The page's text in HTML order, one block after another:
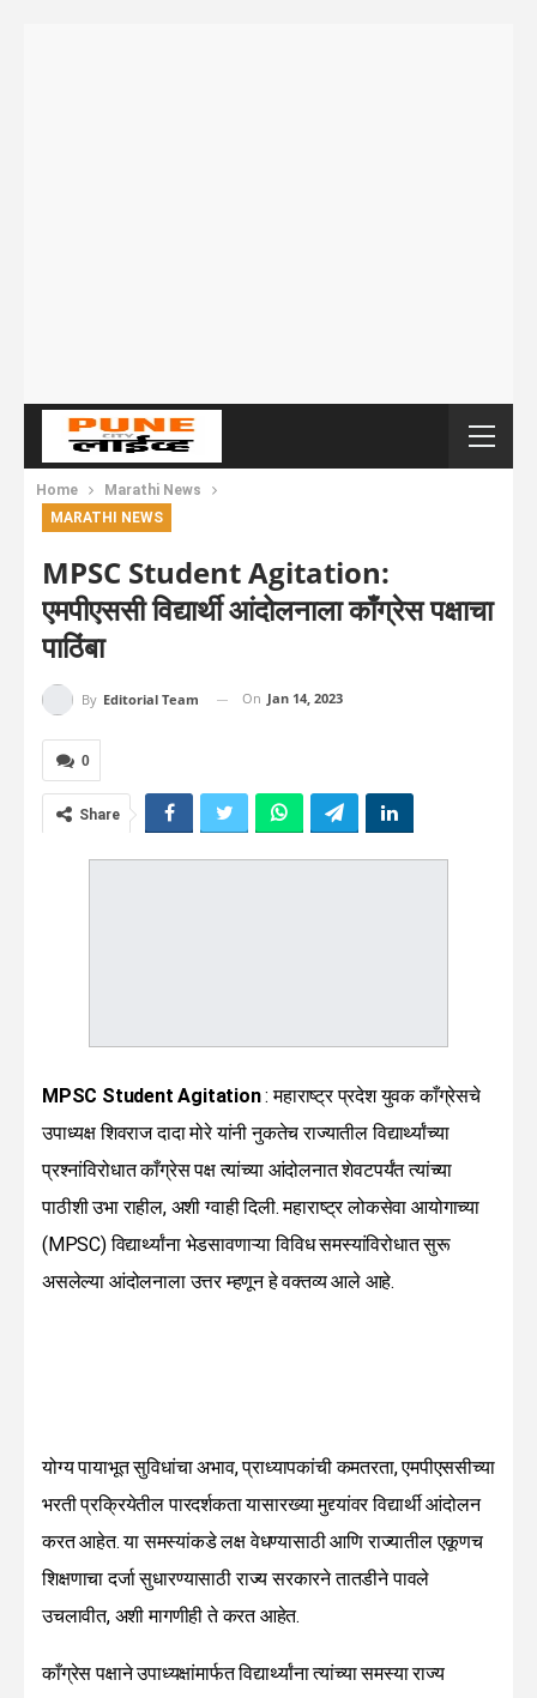
Home
Marathi News
MARATHI NEWS
MPSC Student Agitation:
एमपीएससी विद्यार्थी आंदोलनाला काँग्रेस पक्षाचा
पाठिंबा
By Editorial Team On Jan 14, 2023
0
Share
MPSC Student Agitation: महाराष्ट्र प्रदेश युवक काँग्रेसचे
उपाध्यक्ष शिवराज दादा मोरे यांनी नुकतेच राज्यातील विद्यार्थ्यांच्या
प्रश्नांविरोधात काँग्रेस पक्ष त्यांच्या आंदोलनात शेवटपर्यंत त्यांच्या
पाठीशी उभा राहील, अशी ग्वाही दिली. महाराष्ट्र लोकसेवा आयोगाच्या
(MPSC) विद्यार्थ्यांना भेडसावणाऱ्या विविध समस्यांविरोधात सुरू
असलेल्या आंदोलनाला उत्तर म्हणून हे वक्तव्य आले आहे.
योग्य पायाभूत सुविधांचा अभाव, प्राध्यापकांची कमतरता, एमपीएससीच्या
भरती प्रक्रियेतील पारदर्शकता यासारख्या मुद्द्यांवर विद्यार्थी आंदोलन
करत आहेत. या समस्यांकडे लक्ष वेधण्यासाठी आणि राज्यातील एकूणच
शिक्षणाचा दर्जा सुधारण्यासाठी राज्य सरकारने तातडीने पावले
उचलावीत, अशी मागणीही ते करत आहेत.
काँग्रेस पक्षाने उपाध्यक्षांमार्फत विद्यार्थ्यांना त्यांच्या समस्या राज्य